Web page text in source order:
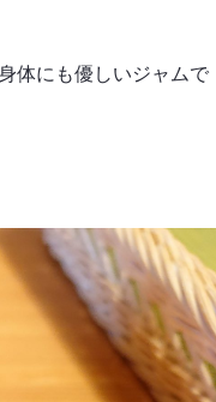
体にも優しいジャムで